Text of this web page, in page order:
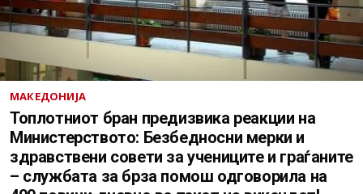
МАКЕДОНИЈА
Топлотниот бран предизвика реакции на
Министерството: Безбедносни мерки и
здравствени совети за учениците и граѓаните
– службата за брза помош одговорила на